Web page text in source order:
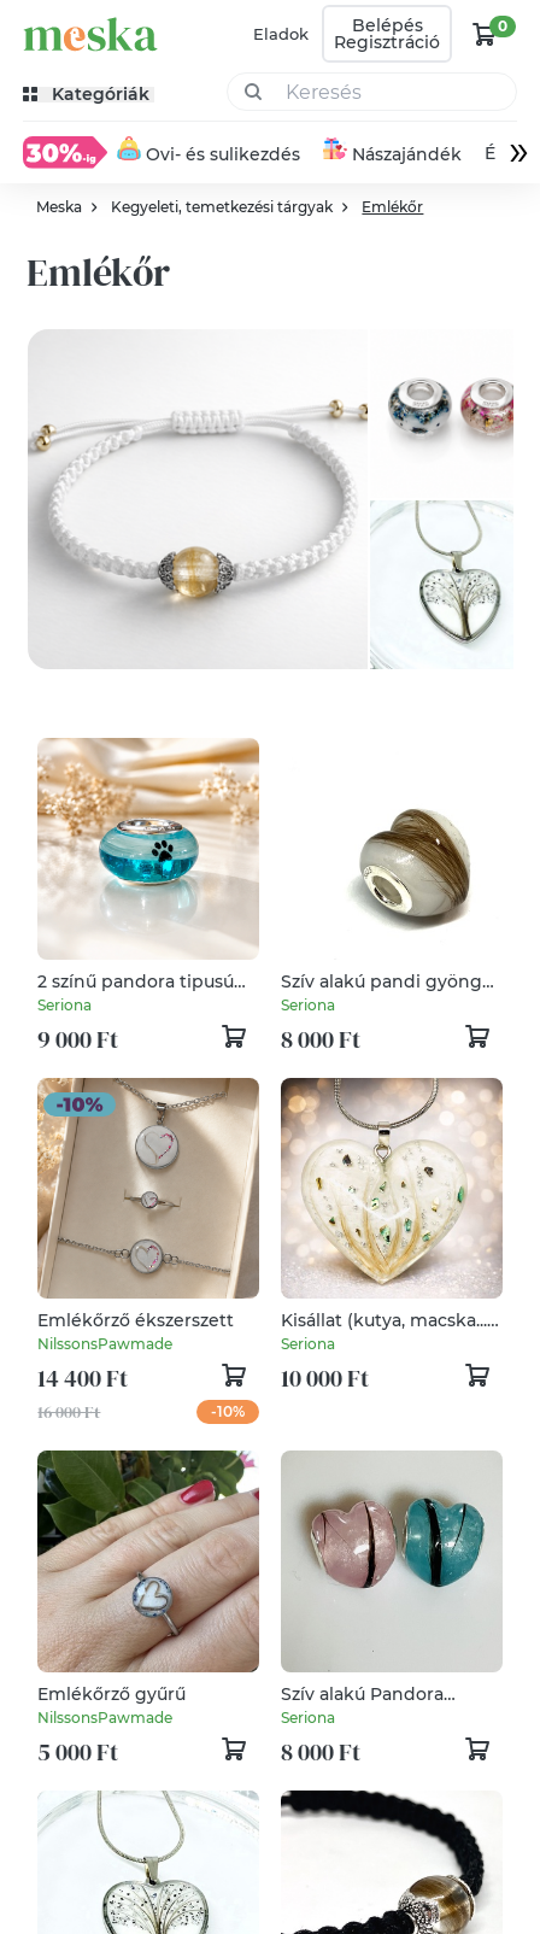
Eladok Belépés
Regisztráció
0
Kategóriák
Ovi- és sulikezdés Nászajándék »
Meska Kegyeleti, temetkezési tárgyak Emlékőr
Emlékőr
2 színű pandora tipusú
gyöngy,
Seriona
9 000 Ft
Szív alakú pandi gyöngy,
gyöngyház fehér
Seriona
8 000 Ft
Emlékőrző ékszerszett
NilssonsPawmade
14 400 Ft
16 000 Ft -10%
Kisállat (kutya, macska...)
emlékőr medál,
Seriona
10 000 Ft
Emlékőrző gyűrű
NilssonsPawmade
5 000 Ft
Szív alakú Pandora
tipusú gyöngy,
emlékőr
Seriona
8 000 Ft